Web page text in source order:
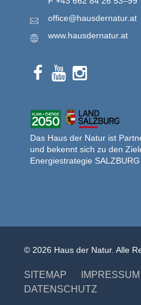
office@hausdernatur.at
www.hausdernatur.at
Das Haus der Natur ist
und bekennt sich zu den
Energiestrategie
© 2026 Haus der Natur. Alle
SITEMAP
IMPRESSUM
DATENSCHUTZ